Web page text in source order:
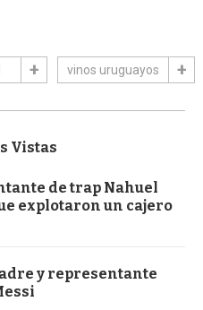
vinos uruguayos
Vistas
de trap Nahuel
explotaron un cajero
y representante